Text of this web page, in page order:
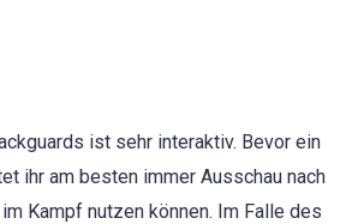
ist sehr interaktiv. Bevor ein
ihr am besten immer Ausschau nach
Kampf nutzen können. Im Falle des